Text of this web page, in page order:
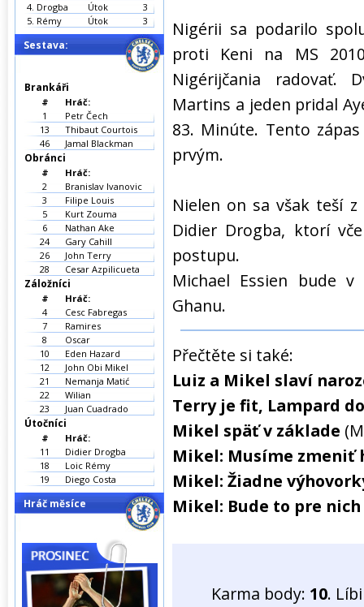
Nigérii sa podarilo
proti Keni na MS
Nigérijčania radovať.
Martins a jeden pridal
83. Minúte. Tento
prvým.
Nielen on sa však teší
Didier Drogba, ktorí
postupu.
Michael Essien bude
Ghanu.
Přečtěte si také:
Luiz a Mikel slaví
Terry je fit, Lampard
Mikel späť v základe
Mikel: Musíme zmeniť
Mikel: Žiadne
Mikel: Bude to pre
Karma body: 10.
4. Drogba Útok
3
5. Rémy Útok 3
Sestava:
Brankáři
#
Hráč:
1
Petr Čech
13
Thibaut Courtois
46
Jamal Blackman
Obránci
#
Hráč:
2
Branislav Ivanovic
3
Filipe Louis
5
Kurt Zouma
6
Nathan Ake
24
Gary Cahill
26
John Terry
28
Cesar Azpilicueta
Záložníci
#
Hráč:
4
Cesc Fabregas
7
Ramires
8
Oscar
10
Eden Hazard
12
John Obi Mikel
21
Nemanja Matić
22
Wilian
23
Juan Cuadrado
Útočníci
#
Hráč:
11
Didier Drogba
18
Loic Rémy
19
Diego Costa
Hráč měsíce